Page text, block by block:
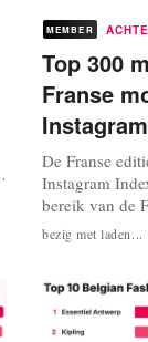
MEMBER
Top 300
Franse
Instagram
De Franse
Instagram
bereik van de
die goed
domineren
business-to-
high-end
bezig met laden...